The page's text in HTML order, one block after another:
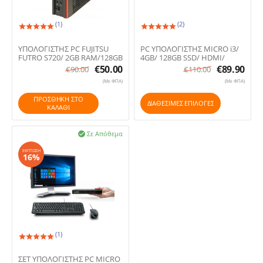
(1)
ΥΠΟΛΟΓΙΣΤΗΣ PC FUJITSU
FUTRO S720/ 2GB RAM/128GB
SSD/ ΕΚΘΕΣΙΑΚΟ
€90.00 €50.00
(Με ΦΠΑ)
ΠΡΟΣΘΉΚΗ ΣΤΟ
ΚΑΛΆΘΙ
(2)
PC ΥΠΟΛΟΓΙΣΤΗΣ MICRO i3/
4GB/ 128GB SSD/ HDMI/
ΕΚΘΕΣΙΑΚΟ (Refurbished)
€110.00 €89.90
(Με ΦΠΑ)
ΔΙΑΘΕΣΙΜΕΣ ΕΠΙΛΟΓΈΣ
Σε Απόθεμα

ΈΚΠΤΩΣΗ
16%
(1)
ΣΕΤ ΥΠΟΛΟΓΙΣΤΗΣ PC MICRO